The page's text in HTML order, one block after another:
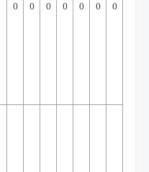
0 0 0 0 0 0 0